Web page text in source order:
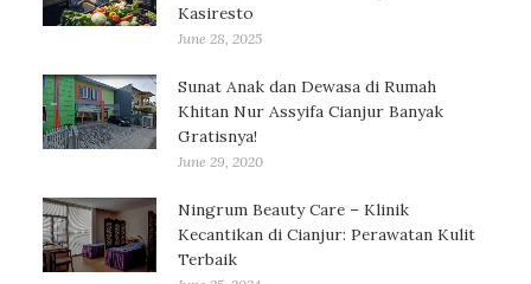
Kasiresto
June 28, 2025
Sunat Anak dan Dewasa di Rumah
Khitan Nur Assyifa Cianjur Banyak
Gratisnya!
June 29, 2020
Ningrum Beauty Care – Klinik
Kecantikan di Cianjur: Perawatan Kulit
Terbaik